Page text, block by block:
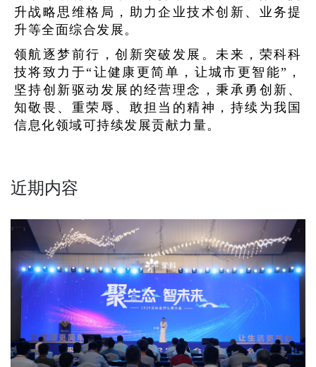
升战略思维格局，助力企业技术创新、业务提
升等全面综合发展。
领航逐梦前行，创新突破发展。未来，荣科科
技将致力于“让健康更简单，让城市更智能”，
坚持创新驱动发展的经营理念，秉承勇创新、
知敬畏、重荣辱、敢担当的精神，持续为我国
信息化领域可持续发展贡献力量。
近期内容